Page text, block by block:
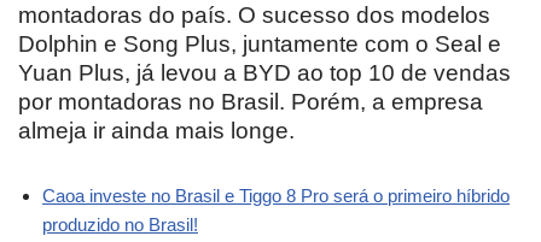
montadoras do país. O sucesso dos modelos
Dolphin e Song Plus, juntamente com o Seal e
Yuan Plus, já levou a BYD ao top 10 de vendas
por montadoras no Brasil. Porém, a empresa
almeja ir ainda mais longe.
Caoa investe no Brasil e Tiggo 8 Pro será o primeiro híbrido
produzido no Brasil!